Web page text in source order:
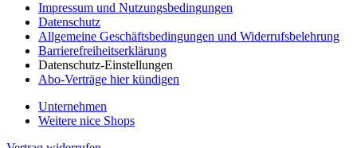
Impressum und Nutzungsbedingungen
Datenschutz
Allgemeine Geschäftsbedingungen und Widerrufsbelehrung
Barrierefreiheitserklärung
Datenschutz-Einstellungen
Abo-Verträge hier kündigen
Unternehmen
Weitere nice Shops